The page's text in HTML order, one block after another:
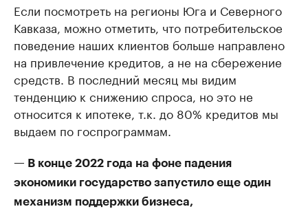
Если посмотреть на регионы Юга и Северного
Кавказа, можно отметить, что потребительское
поведение наших клиентов больше направлено
на привлечение кредитов, а не на сбережение
средств. В последний месяц мы видим
тенденцию к снижению спроса, но это не
относится к ипотеке, т.к. до 80% кредитов мы
выдаем по госпрограммам.
— В конце 2022 года на фоне падения
экономики государство запустило еще один
механизм поддержки бизнеса,